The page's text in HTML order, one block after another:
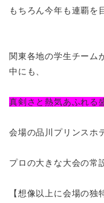
もちろん今年も連覇を
関東各地の学生チーム
中にも、
真剣さと熱気あふれる
会場の品川プリンスホ
プロの大きな大会の常
【想像以上に会場の